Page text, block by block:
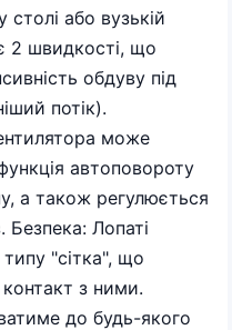
столі або вузькій
2 швидкості, що
обдуву під
потік).
може
автоповороту
а також регулюється
Лопаті
"сітка", що
з ними.
до будь-якого